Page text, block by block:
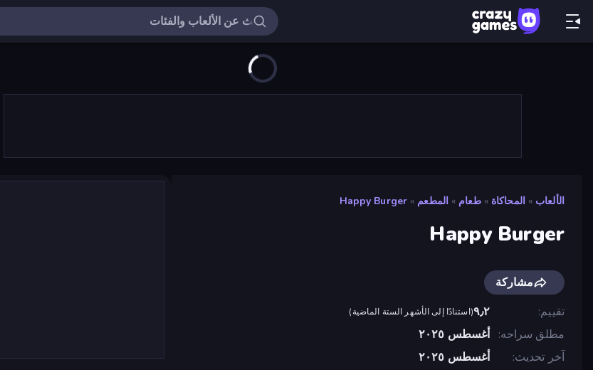
الألعاب » المحاكاة » طعام » المطعم »
Happy Burger
Happy Burger
مشاركة
تقييم
٩٫٢(استنادًا إلى الأشهر الستة الماضية)
مطلق سراحه
أغسطس ٢٠٢٥
آخر تحديث
أغسطس ٢٠٢٥